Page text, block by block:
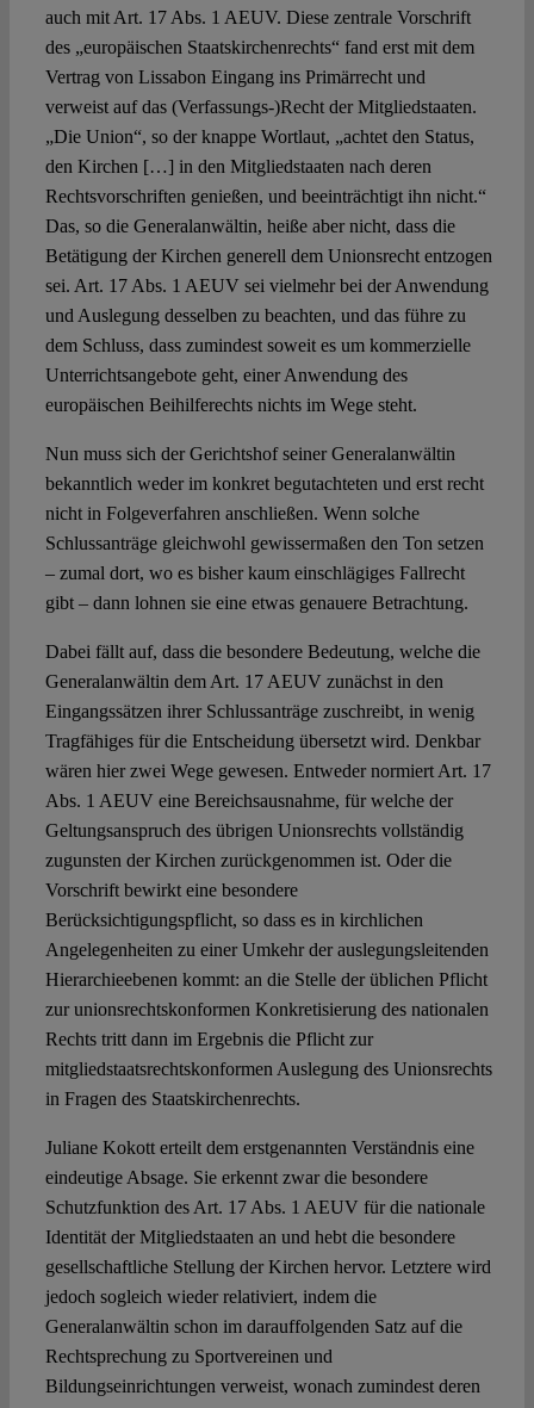
auch mit Art. 17 Abs. 1 AEUV. Diese zentrale Vorschrift
des „europäischen Staatskirchenrechts“ fand erst mit dem
Vertrag von Lissabon Eingang ins Primärrecht und
verweist auf das (Verfassungs-)Recht der Mitgliedstaaten.
„Die Union“, so der knappe Wortlaut, „achtet den Status,
den Kirchen […] in den Mitgliedstaaten nach deren
Rechtsvorschriften genießen, und beeinträchtigt ihn nicht.“
Das, so die Generalanwältin, heiße aber nicht, dass die
Betätigung der Kirchen generell dem Unionsrecht entzogen
sei. Art. 17 Abs. 1 AEUV sei vielmehr bei der Anwendung
und Auslegung desselben zu beachten, und das führe zu
dem Schluss, dass zumindest soweit es um kommerzielle
Unterrichtsangebote geht, einer Anwendung des
europäischen Beihilferechts nichts im Wege steht.
Nun muss sich der Gerichtshof seiner Generalanwältin
bekanntlich weder im konkret begutachteten und erst recht
nicht in Folgeverfahren anschließen. Wenn solche
Schlussanträge gleichwohl gewissermaßen den Ton setzen
– zumal dort, wo es bisher kaum einschlägiges Fallrecht
gibt – dann lohnen sie eine etwas genauere Betrachtung.
Dabei fällt auf, dass die besondere Bedeutung, welche die
Generalanwältin dem Art. 17 AEUV zunächst in den
Eingangssätzen ihrer Schlussanträge zuschreibt, in wenig
Tragfähiges für die Entscheidung übersetzt wird. Denkbar
wären hier zwei Wege gewesen. Entweder normiert Art. 17
Abs. 1 AEUV eine Bereichsausnahme, für welche der
Geltungsanspruch des übrigen Unionsrechts vollständig
zugunsten der Kirchen zurückgenommen ist. Oder die
Vorschrift bewirkt eine besondere
Berücksichtigungspflicht, so dass es in kirchlichen
Angelegenheiten zu einer Umkehr der auslegungsleitenden
Hierarchieebenen kommt: an die Stelle der üblichen Pflicht
zur unionsrechtskonformen Konkretisierung des nationalen
Rechts tritt dann im Ergebnis die Pflicht zur
mitgliedstaatsrechtskonformen Auslegung des Unionsrechts
in Fragen des Staatskirchenrechts.
Juliane Kokott erteilt dem erstgenannten Verständnis eine
eindeutige Absage. Sie erkennt zwar die besondere
Schutzfunktion des Art. 17 Abs. 1 AEUV für die nationale
Identität der Mitgliedstaaten an und hebt die besondere
gesellschaftliche Stellung der Kirchen hervor. Letztere wird
jedoch sogleich wieder relativiert, indem die
Generalanwältin schon im darauffolgenden Satz auf die
Rechtsprechung zu Sportvereinen und
Bildungseinrichtungen verweist, wonach zumindest deren